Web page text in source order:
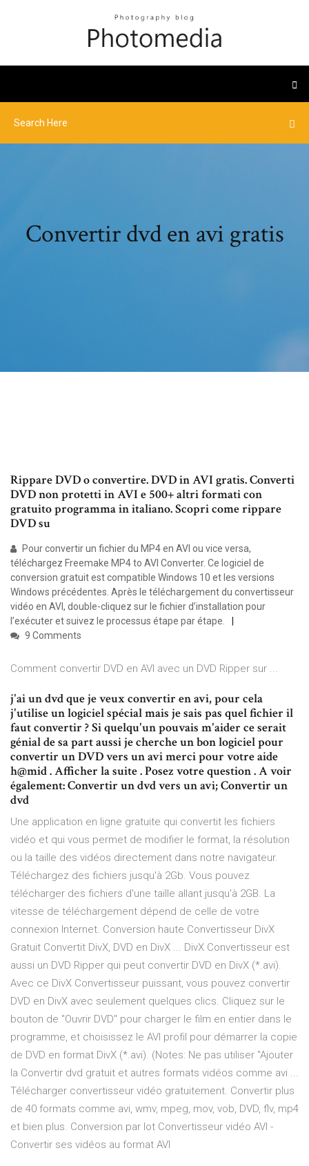
Convertir dvd en avi gratis
Rippare DVD o convertire. DVD in AVI gratis. Converti
DVD non protetti in AVI e 500+ altri formati con
gratuito programma in italiano. Scopri come rippare
DVD su
Pour convertir un fichier du MP4 en AVI ou vice versa,
téléchargez Freemake MP4 to AVI Converter. Ce logiciel de
conversion gratuit est compatible Windows 10 et les versions
Windows précédentes. Après le téléchargement du convertisseur
vidéo en AVI, double-cliquez sur le fichier d’installation pour
l’exécuter et suivez le processus étape par étape.
9 Comments
Comment convertir DVD en AVI avec un DVD Ripper sur ...
j'ai un dvd que je veux convertir en avi, pour cela
j'utilise un logiciel spécial mais je sais pas quel fichier il
faut convertir ? Si quelqu'un pouvais m'aider ce serait
génial de sa part aussi je cherche un bon logiciel pour
convertir un DVD vers un avi merci pour votre aide
h@mid . Afficher la suite . Posez votre question . A voir
également: Convertir un dvd vers un avi; Convertir un
dvd
Une application en ligne gratuite qui convertit les fichiers
vidéo et qui vous permet de modifier le format, la résolution
ou la taille des vidéos directement dans notre navigateur.
Téléchargez des fichiers jusqu'à 2Gb. Vous pouvez
télécharger des fichiers d'une taille allant jusqu'à 2GB. La
vitesse de téléchargement dépend de celle de votre
connexion Internet. Conversion haute Convertisseur DivX
Gratuit Convertit DivX, DVD en DivX ... DivX Convertisseur est
aussi un DVD Ripper qui peut convertir DVD en DivX (*.avi).
Avec ce DivX Convertisseur puissant, vous pouvez convertir
DVD en DivX avec seulement quelques clics. Cliquez sur le
bouton de "Ouvrir DVD" pour charger le film en entier dans le
programme, et choisissez le AVI profil pour démarrer la copie
de DVD en format DivX (*.avi). (Notes: Ne pas utiliser "Ajouter
la Convertir dvd gratuit et autres formats vidéos comme avi ...
Télécharger convertisseur vidéo gratuitement. Convertir plus
de 40 formats comme avi, wmv, mpeg, mov, vob, DVD, flv, mp4
et bien plus. Conversion par lot Convertisseur vidéo AVI -
Convertir ses vidéos au format AVI